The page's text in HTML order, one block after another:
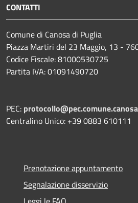
CONTATTI
Comune di Canosa di Puglia
Piazza Martiri del 23 Maggio, 13 -
Codice Fiscale: 81000530725
Partita IVA: 01091490720
PEC:
Centralino Unico: +39 0883 610111
Prenotazione appuntamento
Segnalazione disservizio